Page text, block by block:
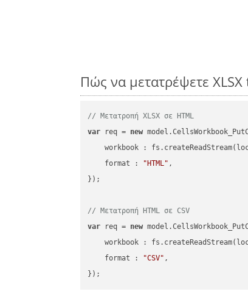
Πώς να μετατρέψετε
// Μετατροπή XLSX σε HTML
var req = new
workbook :
format : "HTML" ,
});
// Μετατροπή HTML σε CSV
var req = new
workbook :
format : "CSV" ,